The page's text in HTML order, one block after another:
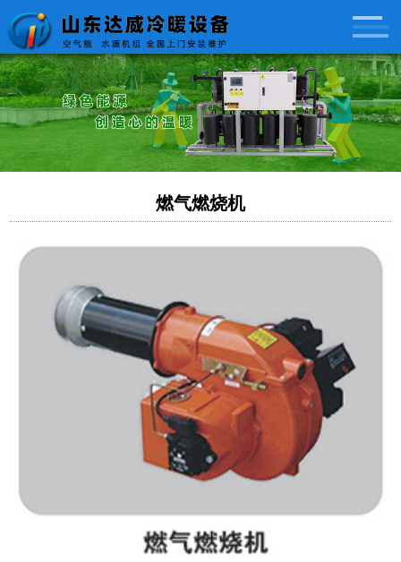
服务热线：0539-6285678
燃气燃烧机